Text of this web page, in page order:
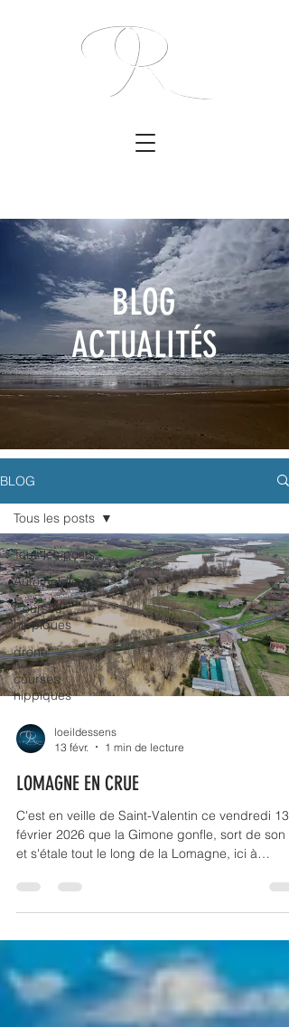
BLOG
ACTUALITÉS
BLOG
Tous les posts
Automobile
Courses
hippiques
drone
courses
hippiques
Tous les posts
loeildessens
13 févr.
1 min de lecture
LOMAGNE EN CRUE
C'est en veille de Saint-Valentin ce vendredi 13
février 2026 que la Gimone gonfle, sort de son lit
et s'étale tout le long de la Lomagne, ici à
après la tempête Nils et des jours de pluie sans
fin La Ferme Florale, jardinerie locale et fleuriste
la production de fleurs coupées ainsi que
l'ensemble de la pépinière pour offrir aux
amoureux les plus belles compositions. Après la
tourmente